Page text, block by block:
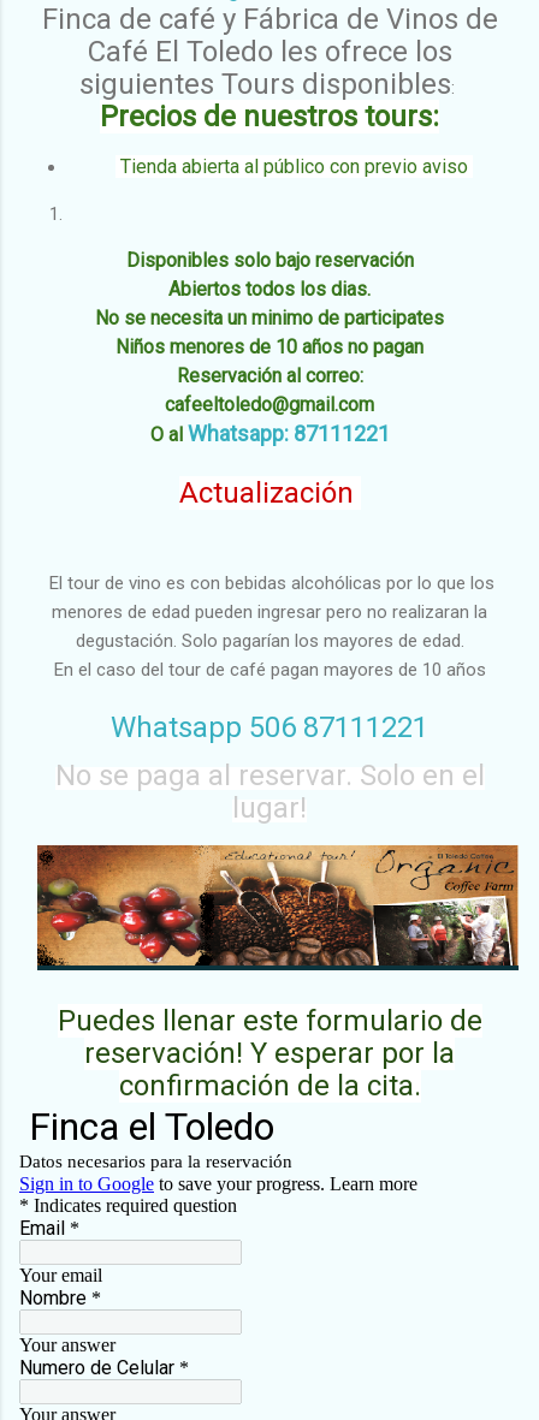
Finca de café y Fábrica de Vinos de
Café El Toledo les ofrece los
siguientes Tours disponibles:
Precios de nuestros tours:
Tienda abierta al público con previo aviso
Disponibles solo bajo reservación
Abiertos todos los dias.
No se necesita un minimo de participates
Niños menores de 10 años no pagan
Reservación al correo:
cafeeltoledo@gmail.com
O al Whatsapp: 87111221
Actualización
El tour de vino es con bebidas alcohólicas por lo que los
menores de edad pueden ingresar pero no realizaran la
degustación. Solo pagarían los mayores de edad.
En el caso del tour de café pagan mayores de 10 años
Whatsapp 506 87111221
No se paga al reservar. Solo en el
lugar!
Puedes llenar este formulario de
reservación! Y esperar por la
confirmación de la cita.